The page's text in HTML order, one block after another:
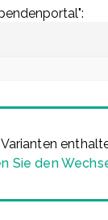
Sie den